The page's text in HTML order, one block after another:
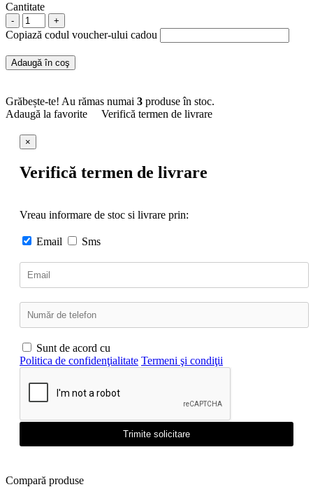
Cantitate
- +
Copiază codul voucher-ului cadou
Adaugă în coş
Grăbește-te! Au rămas numai 3 produse în stoc.
Adaugă la favorite
Verifică termen de livrare
×
Verifică termen de livrare
Vreau informare de stoc si livrare prin:
Email Sms
Sunt de acord cu
Politica de confidenţialitate Termeni şi condiţii
Trimite solicitare
Compară produse